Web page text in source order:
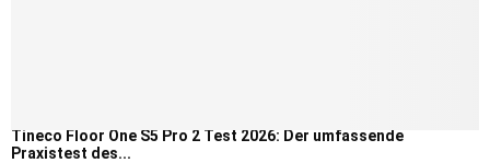
Tineco Floor One S5 Pro 2 Test 2026: Der umfassende
Praxistest des...